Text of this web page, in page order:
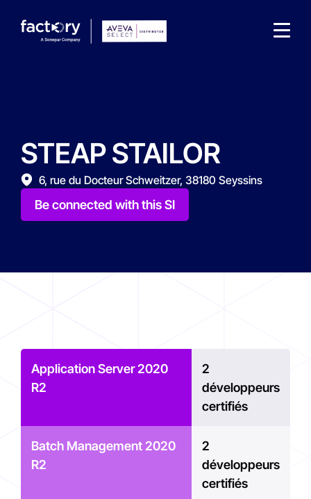
What are you looking for?
STEAP STAILOR
6, rue du Docteur Schweitzer, 38180 Seyssins
Be connected with this SI
Application Server 2020
R2
2
développeurs
certifiés
Batch Management 2020
R2
2
développeurs
certifiés